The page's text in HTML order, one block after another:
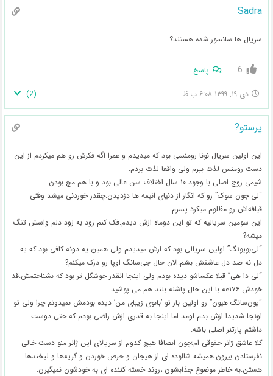
Sadra
سریال ها سانسور شده هستند؟
6 پاسخ
دی ۱۹, ۱۳۹۹ ۶:۰۸ ب.ظ (
2
)
پرستو?
این اولین سریال نونا رومنسی بود که میدیدم و عمرا اگه فکرش رو هم میکردم از این
دست رومنس لذت ببرم ولی واقعا لذت بردم.
شیمی زوج اصلی با وجود ۱۰ سال اختلاف سن عالی بود و با هم مچ بودن.
“لی جون سوک” رو که انگار از دنیای انیمه ها دزدیدن.چقدر خوردنی میشد وقتی
قیافه‌‌اش رو مظلوم میکرد پسرم.
این سومین سریالیه که تو این دوماه ازش دیدم.فک کنم زود به زود دلم واسش تنگ
میشه?
“لی‌بویونگ” اولین سریالی بود که ازش میدیدم ولی همین یه دونه کافی بود که یه
دل نه صد دل عاشقش بشم.الان حال جی‌سانگ اوپا رو درک میکنم?
“لی دا هی” قبلا عکساشو دیده بودم ولی اینجا انقدر خوشگل تر بود که نشناختمش.قد
خودش ۱۷۶‌عه با این حال پاشنه بلند هم می پوشید.
“یون‌سانگ هیون” رو اولین بار تو ’بانوی زیبای من’ دیده بودمش نمیدونم چرا ولی تو
اونجا شدیدا ازش بدم اومد اما اینجا به قدری ازش راضی بودم که حتی دوست
داشتم پارتنر اصلی باشه.
کلا عاشق ژانر حقوقی ام؛چون انصافا هیچ کدوم از سریالای این ژانر منو دست خالی
نفرستادن بیرون.همیشه شالوده ای از هیجان و حرص خوردن و گریه‌ها و لبخندها
هستن.به خاطر موضوع جذابشون ،روند خسته کننده ای به خودشون نمیگیرن.